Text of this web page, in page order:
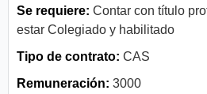
Se requiere: Contar con título
estar Colegiado y habilitado
Tipo de contrato: CAS
Remuneración: 3000